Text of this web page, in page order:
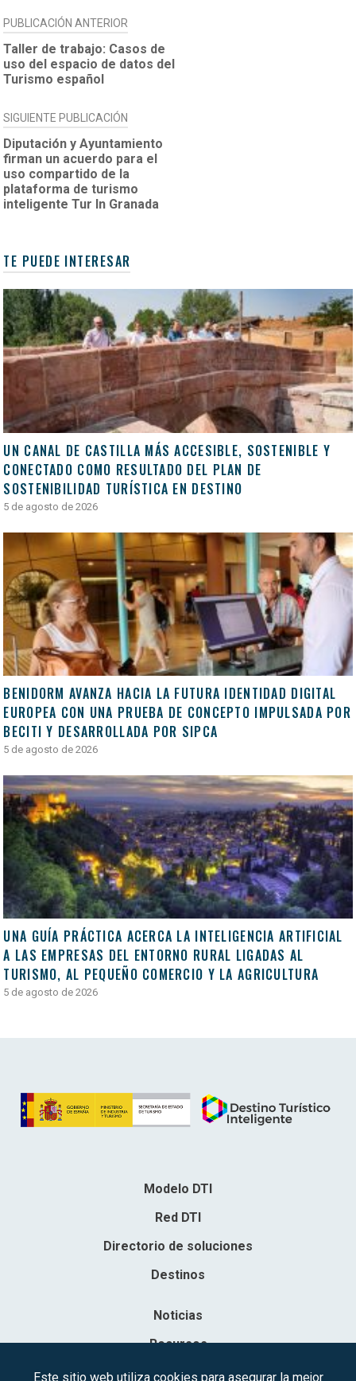
NAVEGACIÓN
DE
ENTRADAS
PUBLICACIÓN ANTERIOR
Taller de trabajo: Casos de
uso del espacio de datos del
Turismo español
SIGUIENTE PUBLICACIÓN
Diputación y Ayuntamiento
firman un acuerdo para el
uso compartido de la
plataforma de turismo
inteligente Tur In Granada
TE PUEDE INTERESAR
UN CANAL DE CASTILLA MÁS ACCESIBLE, SOSTENIBLE Y
CONECTADO COMO RESULTADO DEL PLAN DE
SOSTENIBILIDAD TURÍSTICA EN DESTINO
5 de agosto de 2026
BENIDORM AVANZA HACIA LA FUTURA IDENTIDAD DIGITAL
EUROPEA CON UNA PRUEBA DE CONCEPTO IMPULSADA POR
BECITI Y DESARROLLADA POR SIPCA
5 de agosto de 2026
UNA GUÍA PRÁCTICA ACERCA LA INTELIGENCIA ARTIFICIAL
A LAS EMPRESAS DEL ENTORNO RURAL LIGADAS AL
TURISMO, AL PEQUEÑO COMERCIO Y LA AGRICULTURA
5 de agosto de 2026
Modelo DTI
Red DTI
Directorio de soluciones
Destinos
Noticias
Recursos
Contacto
Este sitio web utiliza cookies para asegurar la mejor